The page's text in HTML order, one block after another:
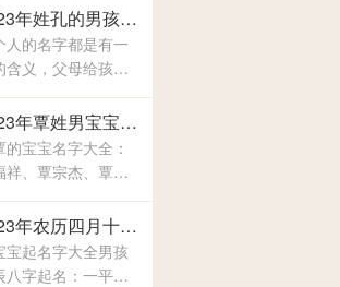
一壹、圆媛、羽
佩麒、子卉、冰
伶瑶、青霖、翠
书玮、彤晴、禾木
2023年姓孔的男孩取什么名字 爸爸姓孔给宝宝取名
人的名字都是有一
含义，父母给孩子
字的时候，所关注
方面面都是不一样
有的时候就算是同
姓的人，相信所展
的，这主要要看父
于孩子的期待和要
2023年覃姓男宝宝取名字大全 姓覃的宝宝名字大全
的宝宝名字大全：
祥、覃宗杰、覃春
覃泽耀、覃弘扬、
彤、覃小洁、覃浚
覃炳坤、覃玉阳、
宝、覃兴隆、覃天
2023年农历四月十九出生男孩霸气有内涵的名字 兔宝宝起名字大全男孩生辰八字起名
宝起名字大全男孩
八字起名：一平、